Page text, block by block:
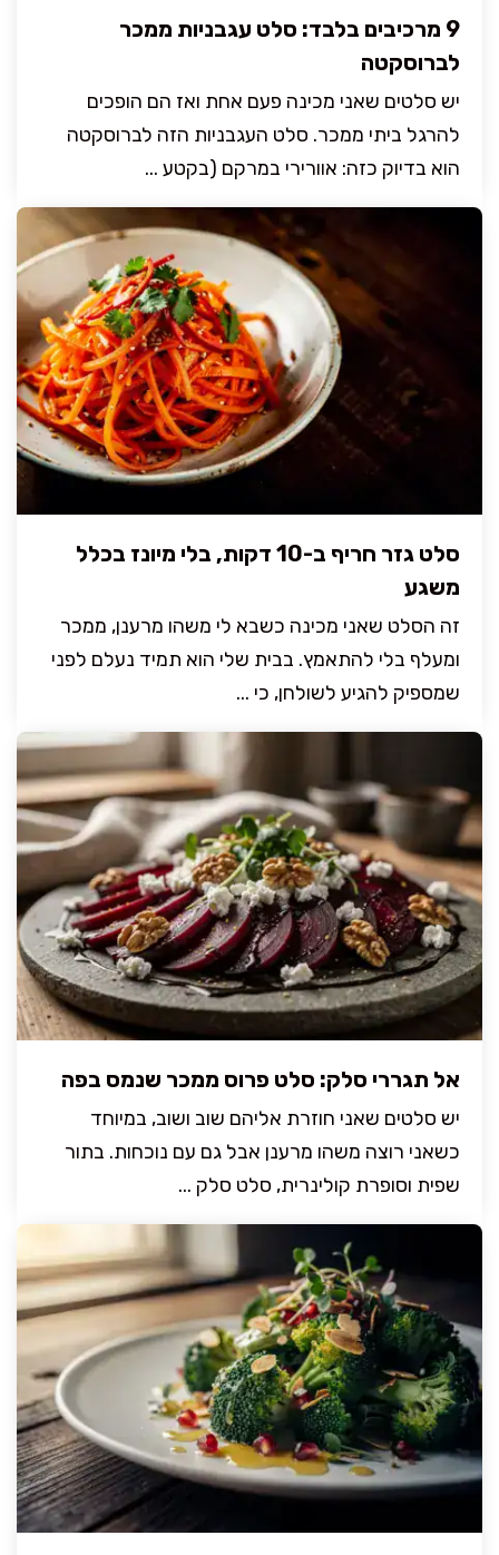
9 מרכיבים בלבד: סלט עגבניות ממכר
לברוסקטה
יש סלטים שאני מכינה פעם אחת ואז הם הופכים
להרגל ביתי ממכר. סלט העגבניות הזה לברוסקטה
הוא בדיוק כזה: אוורירי במרקם (בקטע ...
סלט גזר חריף ב-10 דקות, בלי מיונז בכלל
משגע
זה הסלט שאני מכינה כשבא לי משהו מרענן, ממכר
ומעלף בלי להתאמץ. בבית שלי הוא תמיד נעלם לפני
שמספיק להגיע לשולחן, כי ...
אל תגררי סלק: סלט פרוס ממכר שנמס בפה
יש סלטים שאני חוזרת אליהם שוב ושוב, במיוחד
כשאני רוצה משהו מרענן אבל גם עם נוכחות. בתור
שפית וסופרת קולינרית, סלט סלק ...